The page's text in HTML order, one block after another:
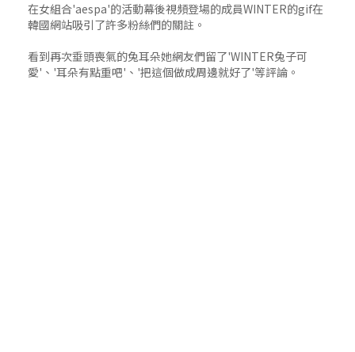
在女組合'aespa'的活動幕後視頻登場的成員WINTER的gif在
韓國網站吸引了許多粉絲們的關註。
看到再次垂頭喪氣的兔耳朵她網友們留了'WINTER兔子可
愛'、'耳朵有點重吧'、'把這個做成周邊就好了'等評論。